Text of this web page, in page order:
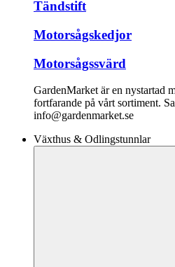
Tändstift
Motorsågskedjor
Motorsågssvärd
GardenMarket är en nystartad
fortfarande på vårt sortiment.
info@gardenmarket.se
Växthus & Odlingstunnlar